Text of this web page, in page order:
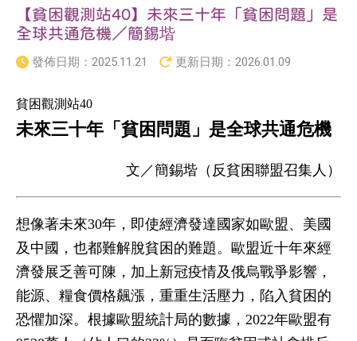
【貧困觀測站40】未來三十年「貧困問題」是
全球共通危機／簡錫堦
發佈日期： 2025.11.21 更新日期： 2026.01.09
貧困觀測站40
未來三十年「貧困問題」是全球共通危機
文／簡錫堦（反貧困聯盟召集人）
想像著未來30年，即使經濟發達國家如歐盟、美國
及中國，也都難解脫貧困的難題。歐盟近十年來經
濟發展乏善可陳，加上新冠疫情及俄烏戰爭影響，
能源、糧食價格飆漲，重重生活壓力，陷入貧困的
恐懼加深。根據歐盟統計局的數據，2022年歐盟有